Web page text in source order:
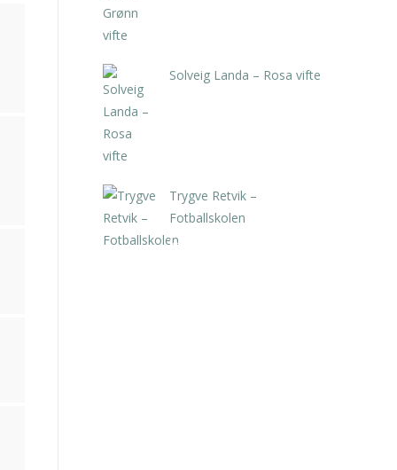
Solveig Landa – Rosa vifte
Trygve Retvik –
Fotballskolen
kr